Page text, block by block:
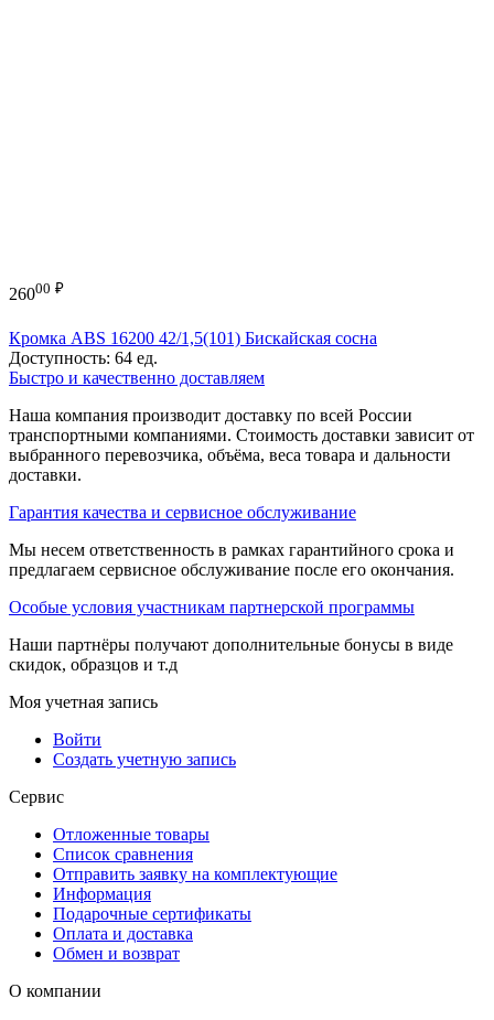
26000 ₽
Кромка ABS 16200 42/1,5(101) Бискайская сосна
Доступность: 64 ед.
Быстро и качественно доставляем
Наша компания производит доставку по всей России
транспортными компаниями. Стоимость доставки зависит от
выбранного перевозчика, объёма, веса товара и дальности
доставки.
Гарантия качества и сервисное обслуживание
Мы несем ответственность в рамках гарантийного срока и
предлагаем сервисное обслуживание после его окончания.
Особые условия участникам партнерской программы
Наши партнёры получают дополнительные бонусы в виде
скидок, образцов и т.д
Моя учетная запись
Войти
Создать учетную запись
Сервис
Отложенные товары
Список сравнения
Отправить заявку на комплектующие
Информация
Подарочные сертификаты
Оплата и доставка
Обмен и возврат
О компании